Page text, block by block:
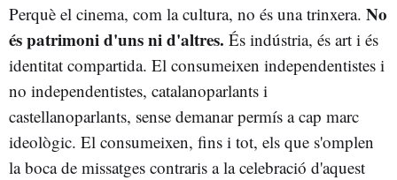
Perquè el cinema, com la cultura, no és una trinxera. No
és patrimoni d'uns ni d'altres. És indústria, és art i és
identitat compartida. El consumeixen independentistes i
no independentistes, catalanoparlants i
castellanoparlants, sense demanar permís a cap marc
ideològic. El consumeixen, fins i tot, els que s'omplen
la boca de missatges contraris a la celebració d'aquest